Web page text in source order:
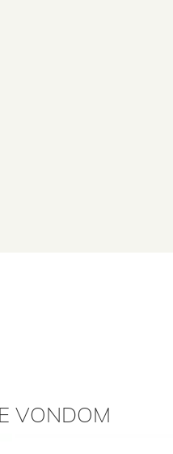
VONDOM